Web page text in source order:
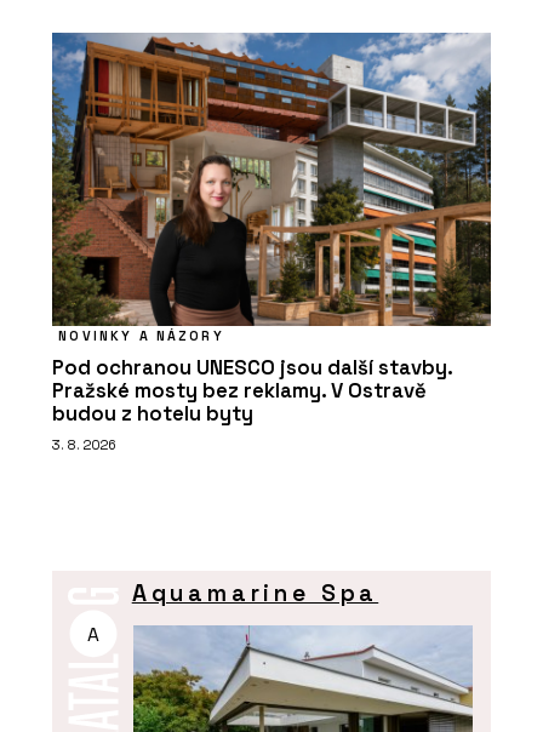
NOVINKY A NÁZORY
Pod ochranou UNESCO jsou další stavby.
Pražské mosty bez reklamy. V Ostravě
budou z hotelu byty
3. 8. 2026
A
Aquamarine Spa